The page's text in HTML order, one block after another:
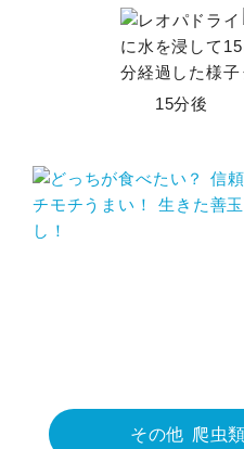
15分後
その他 爬虫